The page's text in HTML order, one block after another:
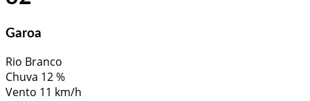
Garoa
Rio Branco
Chuva 12 %
Vento 11 km/h